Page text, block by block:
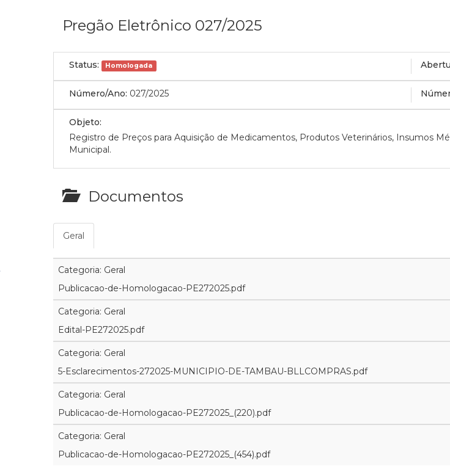
Pregão Eletrônico 027/2025
Status: Homologada
Número/Ano: 027/2025
Objeto:
Registro de Preços para Aquisição de Medicamentos, Produtos Veterinários, Insumos
Municipal.
Documentos
Geral
Categoria: Geral
Publicacao-de-Homologacao-PE272025.pdf
Categoria: Geral
Edital-PE272025.pdf
Categoria: Geral
5-Esclarecimentos-272025-MUNICIPIO-DE-TAMBAU-BLLCOMPRAS.pdf
Categoria: Geral
Publicacao-de-Homologacao-PE272025_(220).pdf
Categoria: Geral
Publicacao-de-Homologacao-PE272025_(454).pdf